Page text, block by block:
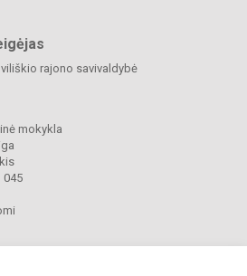
rajono savivaldybė
mokykla
045